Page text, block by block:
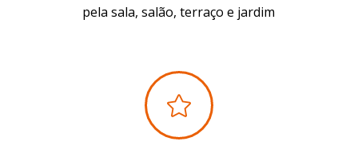
pela sala, salão, terraço e jardim
